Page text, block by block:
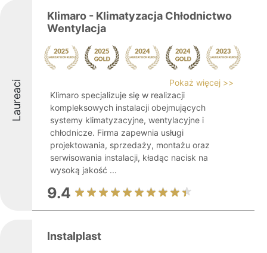
Laureaci
Klimaro - Klimatyzacja Chłodnictwo
Wentylacja
Pokaż więcej >>
Klimaro specjalizuje się w realizacji
kompleksowych instalacji obejmujących
systemy klimatyzacyjne, wentylacyjne i
chłodnicze. Firma zapewnia usługi
projektowania, sprzedaży, montażu oraz
serwisowania instalacji, kładąc nacisk na
wysoką jakość ...
9.4
Instalplast